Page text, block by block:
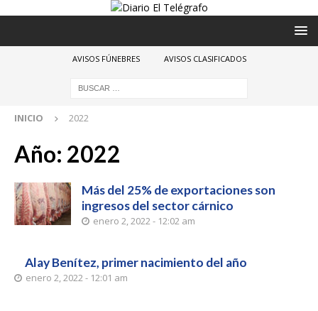
AVISOS FÚNEBRES AVISOS CLASIFICADOS
INICIO 2022
Año: 2022
Más del 25% de exportaciones son
ingresos del sector cárnico
enero 2, 2022 - 12:02 am
Alay Benítez, primer nacimiento del año
enero 2, 2022 - 12:01 am